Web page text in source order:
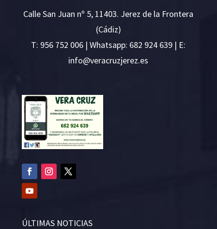
Calle San Juan nº 5, 11403. Jerez de la Frontera
(Cádiz)
T: 956 752 006 | Whatsapp: 682 924 639 | E:
se.ze
rejzu
rcare
v@ofn
i
ÚLTIMAS NOTICIAS